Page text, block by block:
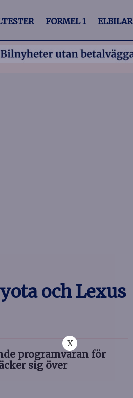
X
FORMEL 1 ELBILAR
och Lexus
programvaran för
sig över